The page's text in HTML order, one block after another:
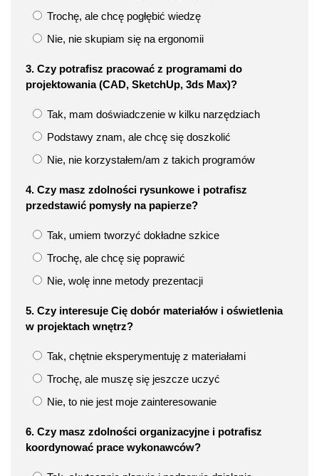
Trochę, ale chcę pogłębić wiedzę
Nie, nie skupiam się na ergonomii
3. Czy potrafisz pracować z programami do
projektowania (CAD, SketchUp, 3ds Max)?
Tak, mam doświadczenie w kilku narzędziach
Podstawy znam, ale chcę się doszkolić
Nie, nie korzystałem/am z takich programów
4. Czy masz zdolności rysunkowe i potrafisz
przedstawić pomysły na papierze?
Tak, umiem tworzyć dokładne szkice
Trochę, ale chcę się poprawić
Nie, wolę inne metody prezentacji
5. Czy interesuje Cię dobór materiałów i oświetlenia
w projektach wnętrz?
Tak, chętnie eksperymentuję z materiałami
Trochę, ale muszę się jeszcze uczyć
Nie, to nie jest moje zainteresowanie
6. Czy masz zdolności organizacyjne i potrafisz
koordynować prace wykonawców?